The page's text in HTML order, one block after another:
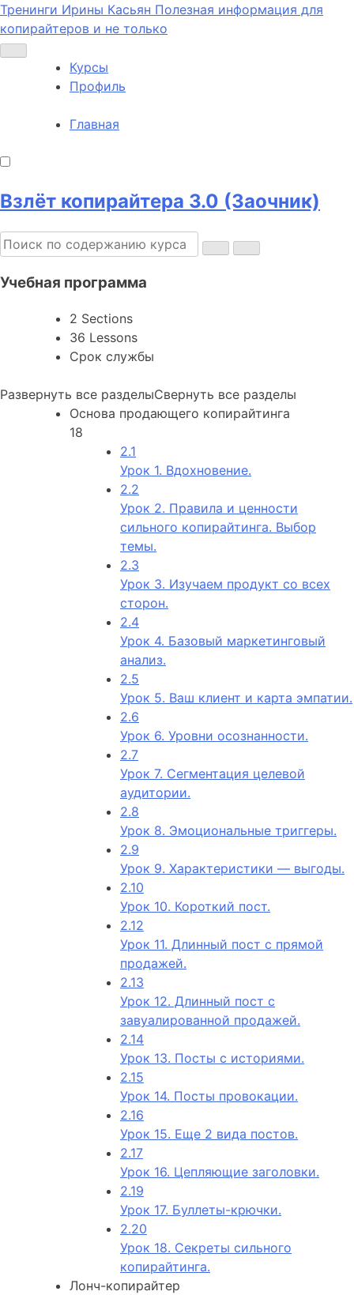
Тренинги Ирины Касьян Полезная информация для
копирайтеров и не только
Курсы
Профиль
Главная
Взлёт копирайтера 3.0 (Заочник)
Учебная программа
2 Sections
36 Lessons
Срок службы
Развернуть все разделыСвернуть все разделы
Основа продающего копирайтинга
18
2.1
Урок 1. Вдохновение.
2.2
Урок 2. Правила и ценности
сильного копирайтинга. Выбор
темы.
2.3
Урок 3. Изучаем продукт со всех
сторон.
2.4
Урок 4. Базовый маркетинговый
анализ.
2.5
Урок 5. Ваш клиент и карта эмпатии.
2.6
Урок 6. Уровни осознанности.
2.7
Урок 7. Сегментация целевой
аудитории.
2.8
Урок 8. Эмоциональные триггеры.
2.9
Урок 9. Характеристики — выгоды.
2.10
Урок 10. Короткий пост.
2.12
Урок 11. Длинный пост с прямой
продажей.
2.13
Урок 12. Длинный пост с
завуалированной продажей.
2.14
Урок 13. Посты с историями.
2.15
Урок 14. Посты провокации.
2.16
Урок 15. Еще 2 вида постов.
2.17
Урок 16. Цепляющие заголовки.
2.19
Урок 17. Буллеты-крючки.
2.20
Урок 18. Секреты сильного
копирайтинга.
Лонч-копирайтер